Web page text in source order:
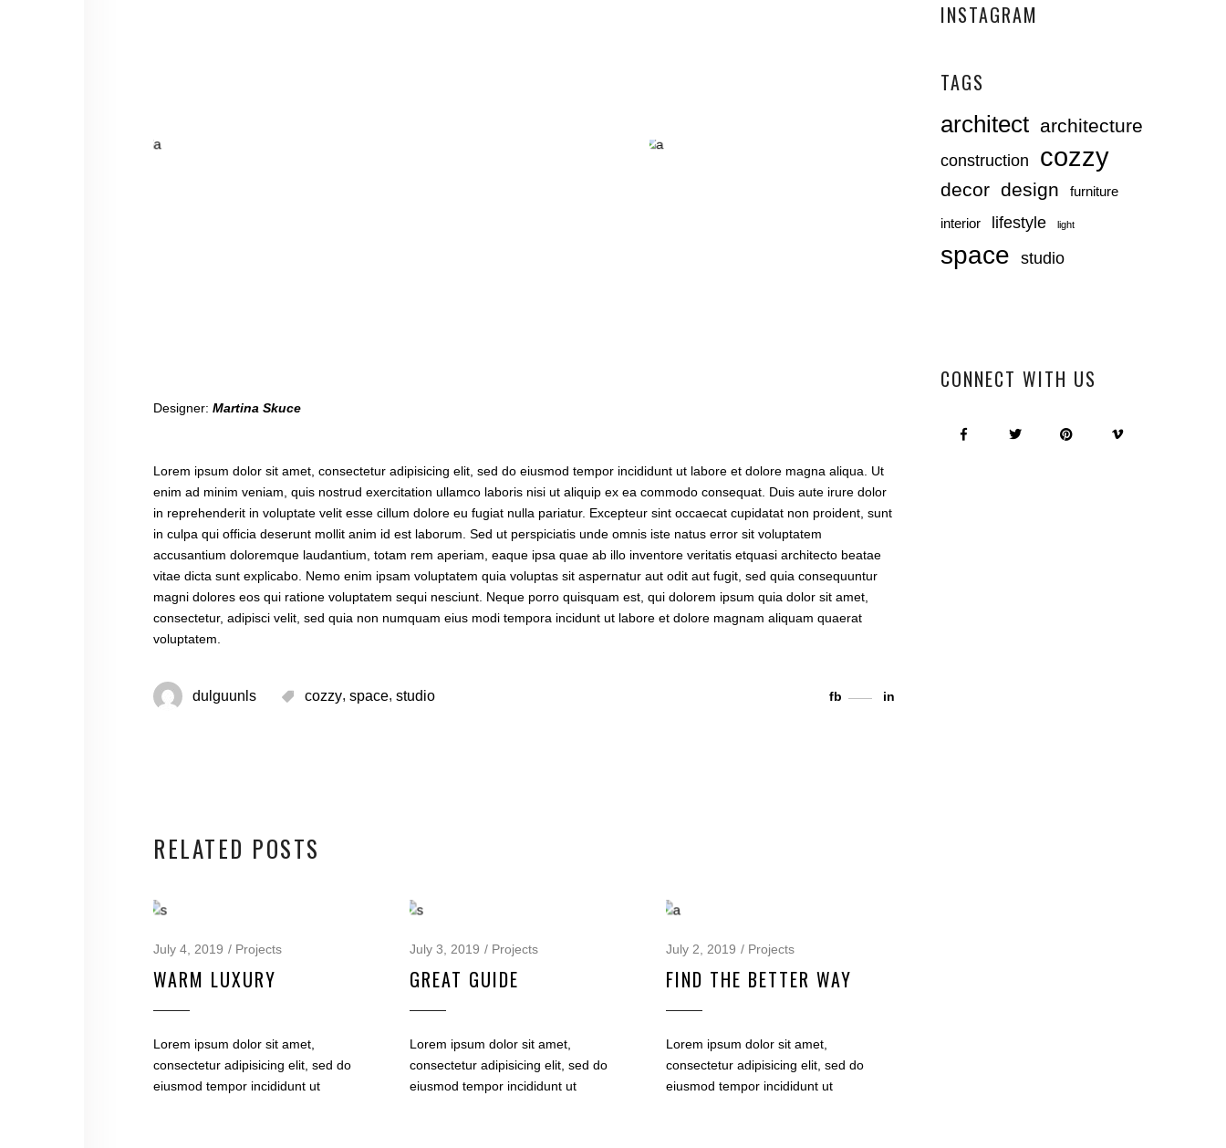
Designer: Martina Skuce
Lorem ipsum dolor sit amet, consectetur adipisicing elit, sed do eiusmod tempor incididunt ut labore et dolore magna aliqua. Ut
enim ad minim veniam, quis nostrud exercitation ullamco laboris nisi ut aliquip ex ea commodo consequat. Duis aute irure dolor
in reprehenderit in voluptate velit esse cillum dolore eu fugiat nulla pariatur. Excepteur sint occaecat cupidatat non proident, sunt
in culpa qui officia deserunt mollit anim id est laborum. Sed ut perspiciatis unde omnis iste natus error sit voluptatem
accusantium doloremque laudantium, totam rem aperiam, eaque ipsa quae ab illo inventore veritatis etquasi architecto beatae
vitae dicta sunt explicabo. Nemo enim ipsam voluptatem quia voluptas sit aspernatur aut odit aut fugit, sed quia consequuntur
magni dolores eos qui ratione voluptatem sequi nesciunt. Neque porro quisquam est, qui dolorem ipsum quia dolor sit amet,
consectetur, adipisci velit, sed quia non numquam eius modi tempora incidunt ut labore et dolore magnam aliquam quaerat
voluptatem.
dulguunls cozzy, space, studio fb in
RELATED POSTS
July 4, 2019 Projects
WARM LUXURY
Lorem ipsum dolor sit amet,
consectetur adipisicing elit, sed do
eiusmod tempor incididunt ut
July 3, 2019 Projects
GREAT GUIDE
Lorem ipsum dolor sit amet,
consectetur adipisicing elit, sed do
eiusmod tempor incididunt ut
July 2, 2019 Projects
FIND THE BETTER WAY
Lorem ipsum dolor sit amet,
consectetur adipisicing elit, sed do
eiusmod tempor incididunt ut
INSTAGRAM
TAGS
architect architecture
construction cozzy
decor design furniture
interior lifestyle light
space studio
CONNECT WITH US